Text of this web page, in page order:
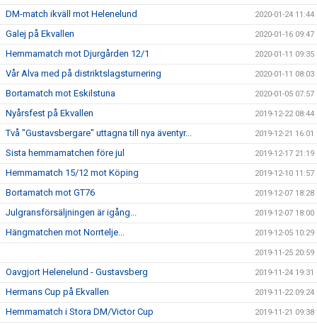
DM-match ikväll mot Helenelund 2020-01-24 11:44
Galej på Ekvallen 2020-01-16 09:47
Hemmamatch mot Djurgården 12/1 2020-01-11 09:35
Vår Alva med på distriktslagsturnering 2020-01-11 08:03
Bortamatch mot Eskilstuna 2020-01-05 07:57
Nyårsfest på Ekvallen 2019-12-22 08:44
Två "Gustavsbergare" uttagna till nya äventyr... 2019-12-21 16:01
Sista hemmamatchen före jul 2019-12-17 21:19
Hemmamatch 15/12 mot Köping 2019-12-10 11:57
Bortamatch mot GT76 2019-12-07 18:28
Julgransförsäljningen är igång... 2019-12-07 18:00
Hängmatchen mot Norrtelje... 2019-12-05 10:29
2019-11-25 20:59
Oavgjort Helenelund - Gustavsberg 2019-11-24 19:31
Hermans Cup på Ekvallen 2019-11-22 09:24
Hemmamatch i Stora DM/Victor Cup 2019-11-21 09:38